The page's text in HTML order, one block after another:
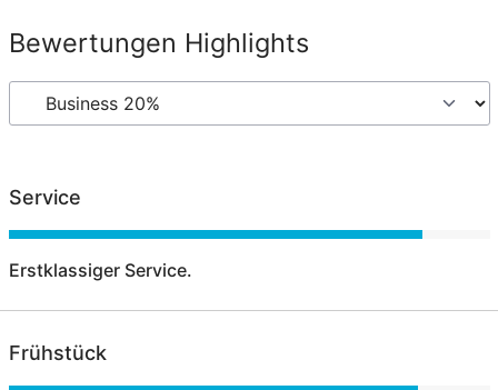
Bewertungen Highlights
Service
Erstklassiger Service.
Frühstück